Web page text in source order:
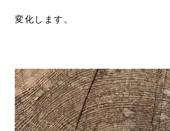
変化します。